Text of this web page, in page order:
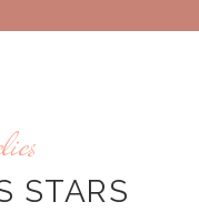
STARS